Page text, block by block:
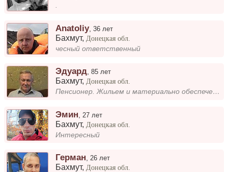
.
Anatoliy,36 лет
Бахмут, Донецкая обл.
чесный ответственный
Эдуард ,85 лет
Бахмут, Донецкая обл.
Пенсионер. Жильем и материально обеспечен. Познакомлюсь с женщиной.
Эмин 27 лет
Бахмут, Донецкая обл.
Интересный
Герман 26 лет
Бахмут, Донецкая обл.